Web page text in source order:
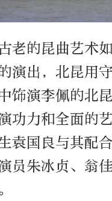
老的昆曲艺术
演出，北昆用
饰演李佩的北
功力和全面的
袁国良与其配
员朱冰贞、翁